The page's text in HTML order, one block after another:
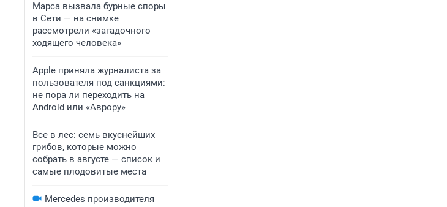
Марса вызвала бурные споры
в Сети — на снимке
рассмотрели «загадочного
ходящего человека»
Apple приняла журналиста за
пользователя под санкциями:
не пора ли переходить на
Android или «Аврору»
Все в лес: семь вкуснейших
грибов, которые можно
собрать в августе — список и
самые плодовитые места
Mercedes производителя